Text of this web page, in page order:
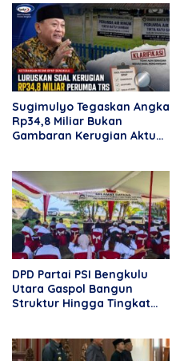
Sugimulyo Tegaskan Angka
Rp34,8 Miliar Bukan
Gambaran Kerugian Aktual
DPD Partai PSI Bengkulu
Utara Gaspol Bangun
Struktur Hingga Tingkat